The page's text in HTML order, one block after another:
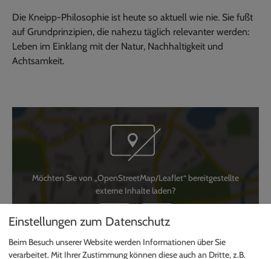
Die Kneipp-Philosophie ist heute so aktuell wie nie. Sie fußt
auf Grundprinzipien, die nahezu täglich relevanter werden:
Leben im Einklang mit der Natur, Nachhaltigkeit und
Achtsamkeit.
Möchten Sie von „OpenStreetMap/Leaflet“ bereitgestellte
externe Inhalte laden?
Ja Immer
Einstellungen zum Datenschutz
Beim Besuch unserer Website werden Informationen über Sie
verarbeitet. Mit Ihrer Zustimmung können diese auch an Dritte, z.B.